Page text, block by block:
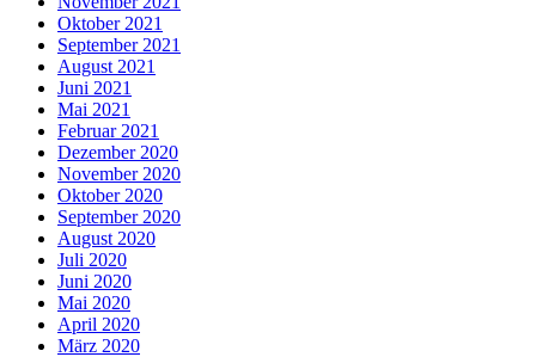
Oktober 2021
September 2021
August 2021
Juni 2021
Mai 2021
Februar 2021
Dezember 2020
November 2020
Oktober 2020
September 2020
August 2020
Juli 2020
Juni 2020
Mai 2020
April 2020
März 2020